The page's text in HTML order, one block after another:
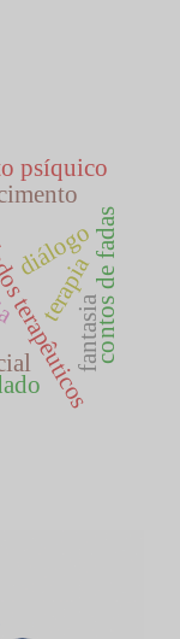
terapia
psíquico
contos de fadas
fantasia
diálogo